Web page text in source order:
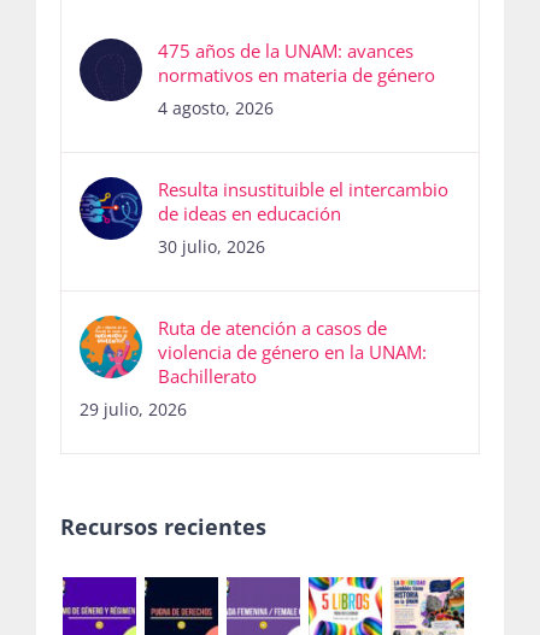
475 años de la UNAM: avances
normativos en materia de género
4 agosto, 2026
Resulta insustituible el intercambio
de ideas en educación
30 julio, 2026
Ruta de atención a casos de
violencia de género en la UNAM:
Bachillerato
29 julio, 2026
Recursos recientes